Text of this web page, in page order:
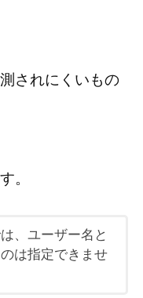
されにくいもの
。
、ユーザー名と
は指定できませ